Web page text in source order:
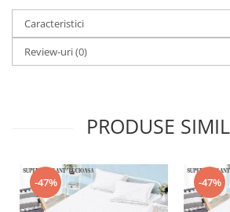
Caracteristici
Review-uri(0)
PRODUSE
-47% -47%